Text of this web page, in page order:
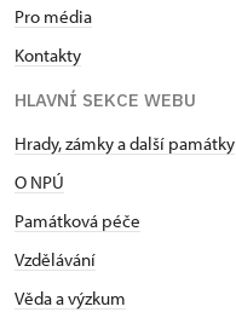
Pro média
Kontakty
HLAVNÍ SEKCE WEBU
Hrady, zámky a další památky
O NPÚ
Památková péče
Vzdělávání
Věda a výzkum